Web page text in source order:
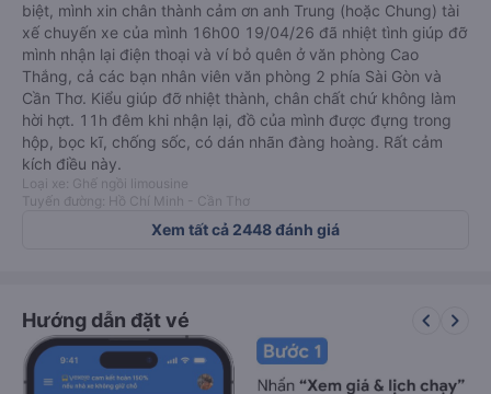
biệt, mình xin chân thành cảm ơn anh Trung (hoặc Chung) tài
xế chuyến xe của mình 16h00 19/04/26 đã nhiệt tình giúp đỡ
mình nhận lại điện thoại và ví bỏ quên ở văn phòng Cao
Thắng, cả các bạn nhân viên văn phòng 2 phía Sài Gòn và
Cần Thơ. Kiểu giúp đỡ nhiệt thành, chân chất chứ không làm
hời hợt. 11h đêm khi nhận lại, đồ của mình được đựng trong
hộp, bọc kĩ, chống sốc, có dán nhãn đàng hoàng. Rất cảm
kích điều này.
Loại xe: Ghế ngồi limousine
Tuyến đường: Hồ Chí Minh - Cần Thơ
Xem tất cả 2448 đánh giá
Hướng dẫn đặt vé keyboard_arrow_left keyboard_arrow_right